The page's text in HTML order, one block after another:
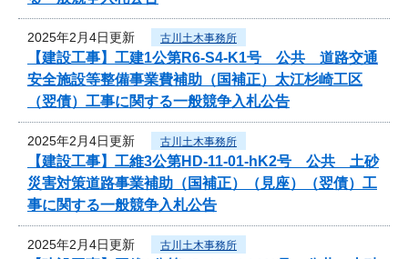
2025年2月4日更新 古川土木事務所
【建設工事】工建1公第R6-S4-K1号 公共 道路交通
安全施設等整備事業費補助（国補正）太江杉崎工区
（翌債）工事に関する一般競争入札公告
2025年2月4日更新 古川土木事務所
【建設工事】工維3公第HD-11-01-hK2号 公共 土砂
災害対策道路事業補助（国補正）（見座）（翌債）工
事に関する一般競争入札公告
2025年2月4日更新 古川土木事務所